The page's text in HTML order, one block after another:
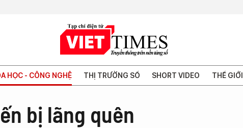
HỌC - CÔNG NGHỆ THỊ TRƯỜNG SỐ SHORT VIDEO THẾ GIỚI
bị lãng quên